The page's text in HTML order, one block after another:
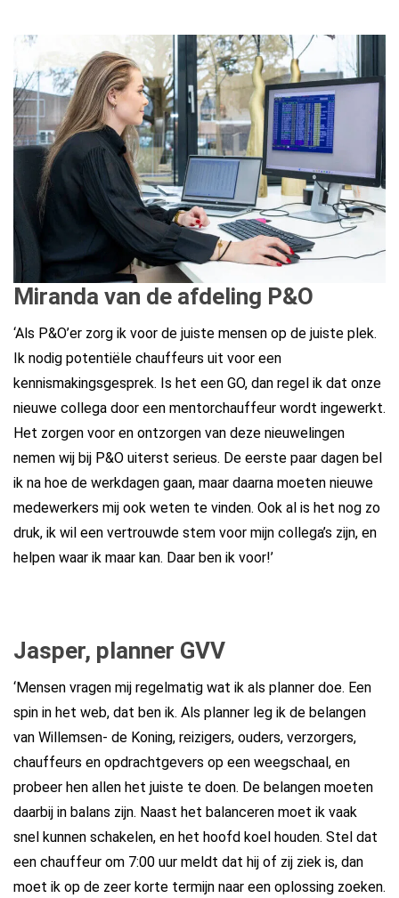
Miranda van de afdeling P&O
‘Als P&O’er zorg ik voor de juiste mensen op de juiste plek.
Ik nodig potentiële chauffeurs uit voor een
kennismakingsgesprek. Is het een GO, dan regel ik dat onze
nieuwe collega door een mentorchauffeur wordt ingewerkt.
Het zorgen voor en ontzorgen van deze nieuwelingen
nemen wij bij P&O uiterst serieus. De eerste paar dagen bel
ik na hoe de werkdagen gaan, maar daarna moeten nieuwe
medewerkers mij ook weten te vinden. Ook al is het nog zo
druk, ik wil een vertrouwde stem voor mijn collega’s zijn, en
helpen waar ik maar kan. Daar ben ik voor!’
Jasper, planner GVV
‘Mensen vragen mij regelmatig wat ik als planner doe. Een
spin in het web, dat ben ik. Als planner leg ik de belangen
van Willemsen- de Koning, reizigers, ouders, verzorgers,
chauffeurs en opdrachtgevers op een weegschaal, en
probeer hen allen het juiste te doen. De belangen moeten
daarbij in balans zijn. Naast het balanceren moet ik vaak
snel kunnen schakelen, en het hoofd koel houden. Stel dat
een chauffeur om 7:00 uur meldt dat hij of zij ziek is, dan
moet ik op de zeer korte termijn naar een oplossing zoeken.